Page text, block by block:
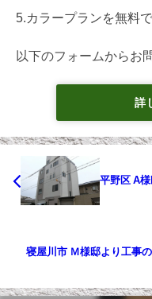
5.カラープランを無料
以下のフォームからお
詳
平野区 A様
寝屋川市 Ｍ様邸より工事